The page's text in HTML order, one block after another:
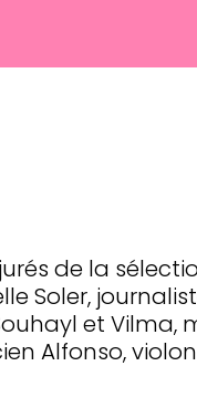
de la
Soler,
et
Alfonso,